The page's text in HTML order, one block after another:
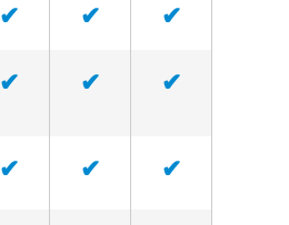
✔ ✔ ✔
✔ ✔ ✔
✔ ✔ ✔